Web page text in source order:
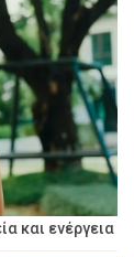
και ενέργεια